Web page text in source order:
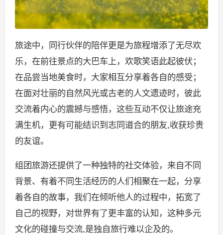
旅途中，同行伙伴的陪伴更是为旅程增添了无尽欢
乐，在前往景点的大巴车上，欢歌笑语此起彼伏；
在品尝当地美食时，大家相互分享着各自的感受；
在面对壮丽的自然风光或古老的人文遗迹时，彼此
交流着内心的震撼与感悟，这些互动不仅让旅途充
满生机，更有可能结识到志同道合的朋友,收获珍贵
的友谊。
组团旅游还提供了一种独特的社交体验，来自不同
背景、有着不同生活经历的人们相聚在一起，分享
着各自的故事，我们在倾听他人的过程中，拓宽了
自己的视野，对世界有了更丰富的认知，这种多元
文化的碰撞与交流,是独自旅行难以企及的。